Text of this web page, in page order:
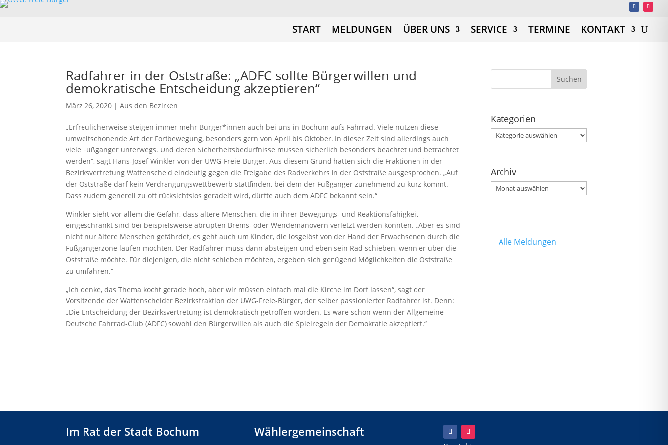
START MELDUNGEN ÜBER UNS SERVICE TERMINE KONTAKT
Radfahrer in der Oststraße: „ADFC sollte Bürgerwillen und
demokratische Entscheidung akzeptieren“
März 26, 2020 | Aus den Bezirken
„Erfreulicherweise steigen immer mehr Bürger*innen auch bei uns in Bochum aufs Fahrrad. Viele nutzen diese
umweltschonende Art der Fortbewegung, besonders gern von April bis Oktober. In dieser Zeit sind allerdings auch
viele Fußgänger unterwegs. Und deren Sicherheitsbedürfnisse müssen sicherlich besonders beachtet und betrachtet
werden“, sagt Hans-Josef Winkler von der UWG-Freie-Bürger. Aus diesem Grund hätten sich die Fraktionen in der
Bezirksvertretung Wattenscheid eindeutig gegen die Freigabe des Radverkehrs in der Oststraße ausgesprochen. „Auf
der Oststraße darf kein Verdrängungswettbewerb stattfinden, bei dem der Fußgänger zunehmend zu kurz kommt.
Dass zudem generell zu oft rücksichtslos geradelt wird, dürfte auch dem ADFC bekannt sein.“
Winkler sieht vor allem die Gefahr, dass ältere Menschen, die in ihrer Bewegungs- und Reaktionsfähigkeit
eingeschränkt sind bei beispielsweise abrupten Brems- oder Wendemanövern verletzt werden könnten. „Aber es sind
nicht nur ältere Menschen gefährdet, es geht auch um Kinder, die losgelöst von der Hand der Erwachsenen durch die
Fußgängerzone laufen möchten. Der Radfahrer muss dann absteigen und eben sein Rad schieben, wenn er über die
Oststraße möchte. Für diejenigen, die nicht schieben möchten, ergeben sich genügend Möglichkeiten die Oststraße
zu umfahren.“
„Ich denke, das Thema kocht gerade hoch, aber wir müssen einfach mal die Kirche im Dorf lassen“, sagt der
Vorsitzende der Wattenscheider Bezirksfraktion der UWG-Freie-Bürger, der selber passionierter Radfahrer ist. Denn:
„Die Entscheidung der Bezirksvertretung ist demokratisch getroffen worden. Es wäre schön wenn der Allgemeine
Deutsche Fahrrad-Club (ADFC) sowohl den Bürgerwillen als auch die Spielregeln der Demokratie akzeptiert.“
Kategorien
Kategorien
Archiv
Archiv
Alle Meldungen
Im Rat der Stadt Bochum Wählergemeinschaft